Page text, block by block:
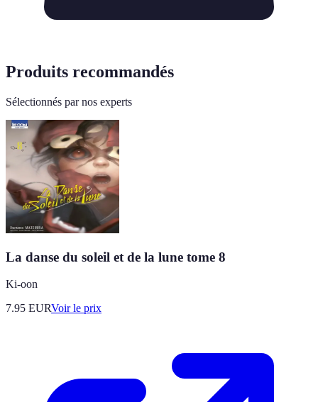
Produits recommandés
Sélectionnés par nos experts
La danse du soleil et de la lune tome 8
Ki-oon
7.95 EURVoir le prix